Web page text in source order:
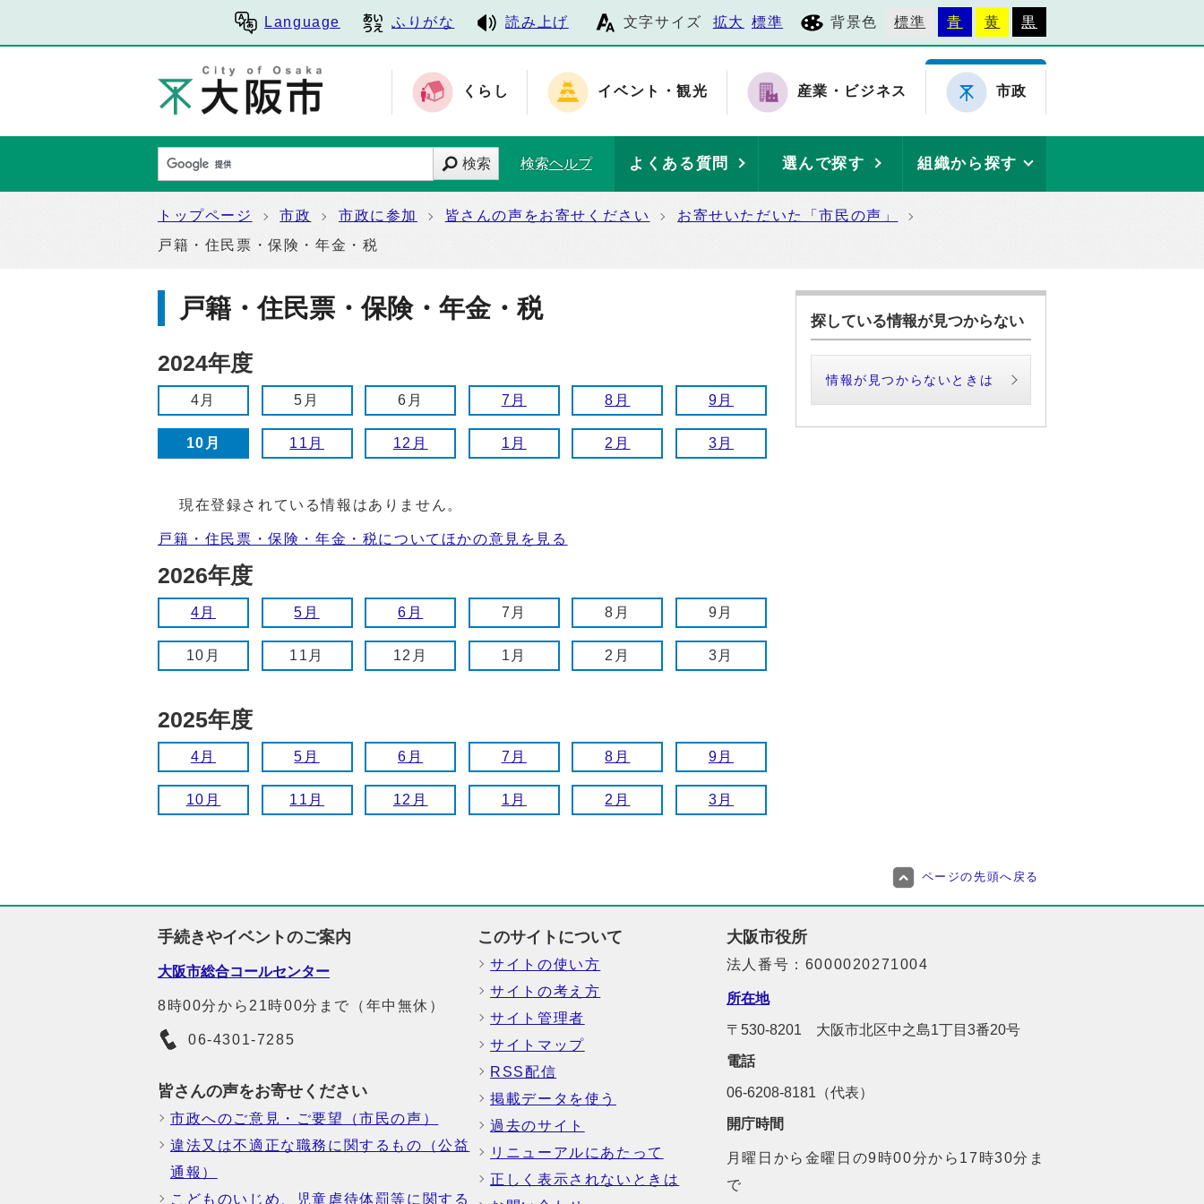
Language ふりがな 読み上げ 文字サイズ 拡大 標準 背景色 標準 青 黄 黒
くらし イベント・観光 産業・ビジネス 市政
検索 検索ヘルプ よくある質問 選んで探す 組織から探す
トップページ 市政 市政に参加 皆さんの声をお寄せください
お寄せいただいた「市民の声」
戸籍・住民票・保険・年金・税
戸籍・住民票・保険・年金・税
2024年度
4月 5月 6月 7月 8月 9月
10月 11月 12月 1月 2月 3月
現在登録されている情報はありません。
戸籍・住民票・保険・年金・税についてほかの意見を見る
2026年度
4月 5月 6月 7月 8月 9月
10月 11月 12月 1月 2月 3月
2025年度
4月 5月 6月 7月 8月 9月
10月 11月 12月 1月 2月 3月
探している情報が見つからない
情報が見つからないときは
ページの先頭へ戻る
手続きやイベントのご案内
大阪市総合コールセンター
8時00分から21時00分まで（年中無休）
06-4301-7285
皆さんの声をお寄せください
市政へのご意見・ご要望（市民の声）
違法又は不適正な職務に関するもの（公益
通報）
こどものいじめ、児童虐待体罰等に関する
このサイトについて
サイトの使い方
サイトの考え方
サイト管理者
サイトマップ
RSS配信
掲載データを使う
過去のサイト
リニューアルにあたって
正しく表示されないときは
大阪市役所
法人番号：6000020271004
所在地
〒530-8201 大阪市北区中之島1丁目3番20号
電話
06-6208-8181（代表）
開庁時間
月曜日から金曜日の9時00分から17時30分ま
で